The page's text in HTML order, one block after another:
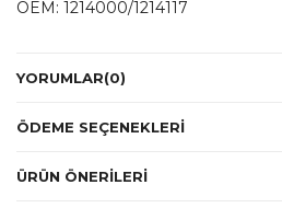
OEM: 1214000/1214117
YORUMLAR(0)
ÖDEME SEÇENEKLERI
ÜRÜN ÖNERILERI